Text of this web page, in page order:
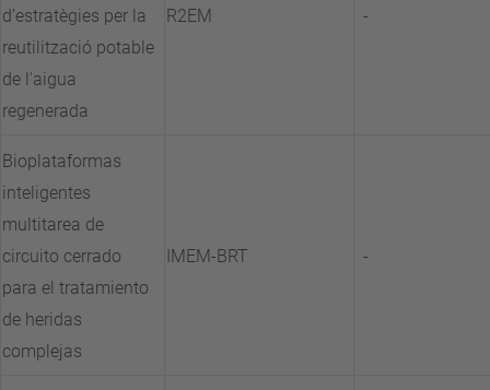
d’estratègies per la
reutilització potable
de l'aigua
regenerada
R2EM -
Bioplataformas
inteligentes
multitarea de
circuito cerrado
para el tratamiento
de heridas
complejas
IMEM-BRT -